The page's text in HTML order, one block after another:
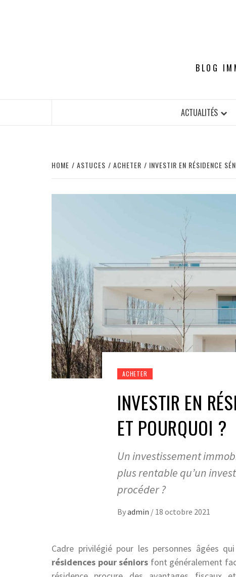
BLOG
ACTUALITÉS
HOME ASTUCES ACHETER INVESTIR EN RÉSIDENCE
ACHETER
INVESTIR EN
ET POURQUOI ?
Un investissement
plus rentable qu’un
procéder ?
Byadmin / 18 octobre 2021
Cadre privilégié pour les personnes âgées
résidences pour séniors font généralement